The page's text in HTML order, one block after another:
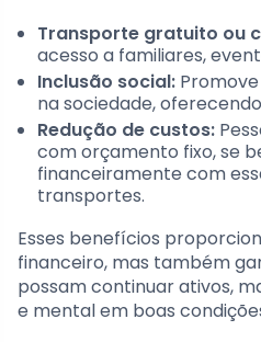
Transporte gratuito ou
acesso a familiares,
Inclusão social:
na sociedade,
Redução de custos:
com orçamento fixo, se
financeiramente com
transportes.
Esses benefícios
financeiro, mas também
possam continuar ativos,
e mental em boas